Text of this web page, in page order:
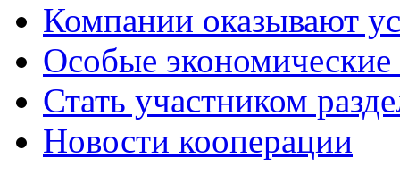
Компании оказывают
Особые
Стать участником
Новости кооперации